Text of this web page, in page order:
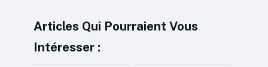
Articles Qui Pourraient Vous
Intéresser :